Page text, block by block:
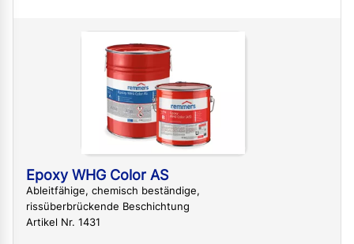
Epoxy WHG Color AS
Ableitfähige, chemisch beständige,
rissüberbrückende Beschichtung
Artikel Nr. 1431